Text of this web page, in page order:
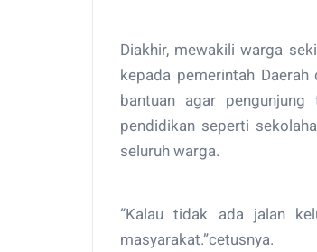
Diakhir, mewakili warga
kepada pemerintah
bantuan agar
pendidikan seperti
seluruh warga.
“Kalau tidak ada jalan
masyarakat.”cetusnya.